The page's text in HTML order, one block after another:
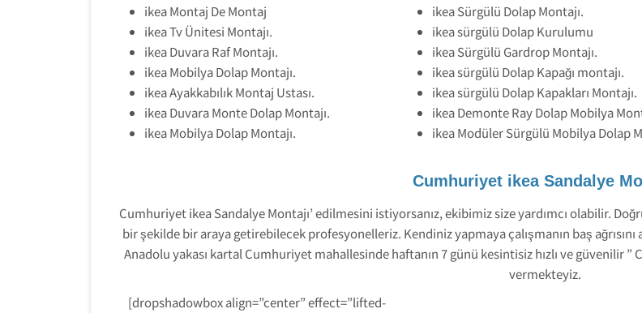
ikea Montaj De Montaj
ikea Tv Ünitesi Montajı.
ikea Duvara Raf Montajı.
ikea Mobilya Dolap Montajı.
ikea Ayakkabılık Montaj Ustası.
ikea Duvara Monte Dolap Montajı.
ikea Mobilya Dolap Montajı.
ikea Sürgülü Dolap Montajı.
ikea sürgülü Dolap Kurulumu
ikea Sürgülü Gardrop Montajı.
ikea sürgülü Dolap Kapağı montajı.
ikea sürgülü Dolap Kapakları Montajı.
ikea Demonte Ray Dolap Mobilya
ikea Modüler Sürgülü Mobilya Dolap
Cumhuriyet ikea Sandalye
Cumhuriyet ikea Sandalye Montajı’ edilmesini istiyorsanız, ekibimiz size yardımcı olabilir.
bir şekilde bir araya getirebilecek profesyonelleriz. Kendiniz yapmaya çalışmanın baş
Anadolu yakası kartal Cumhuriyet mahallesinde haftanın 7 günü kesintisiz hızlı ve güvenilir
vermekteyiz.
[dropshadowbox align=”center” effect=”lifted-